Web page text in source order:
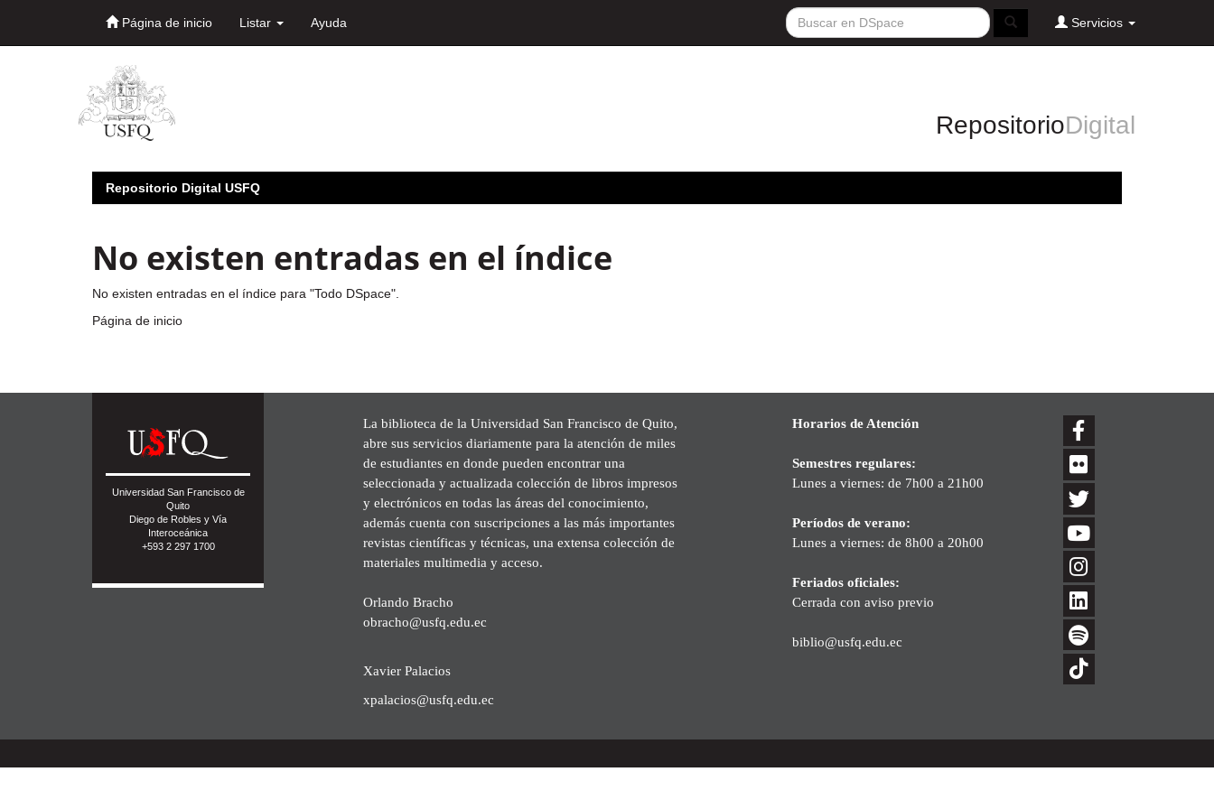
Página de inicio Listar Ayuda Servicios
RepositorioDigital
Repositorio Digital USFQ
No existen entradas en el índice
No existen entradas en el índice para "Todo DSpace".
Página de inicio
Universidad San Francisco de
Quito
Diego de Robles y Vía
Interoceánica
+593 2 297 1700
La biblioteca de la Universidad San Francisco de Quito,
abre sus servicios diariamente para la atención de miles
de estudiantes en donde pueden encontrar una
seleccionada y actualizada colección de libros impresos
y electrónicos en todas las áreas del conocimiento,
además cuenta con suscripciones a las más importantes
revistas científicas y técnicas, una extensa colección de
materiales multimedia y acceso.
Orlando Bracho
obracho@usfq.edu.ec
Xavier Palacios
xpalacios@usfq.edu.ec
Horarios de Atención
Semestres regulares:
Lunes a viernes: de 7h00 a 21h00
Períodos de verano:
Lunes a viernes: de 8h00 a 20h00
Feriados oficiales:
Cerrada con aviso previo
biblio@usfq.edu.ec